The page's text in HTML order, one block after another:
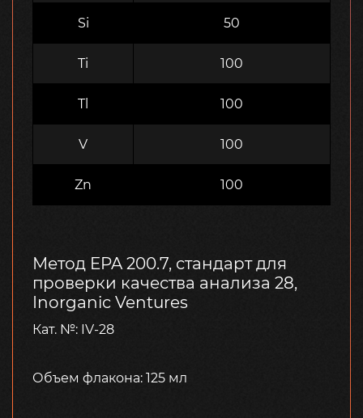
Si 50
Ti 100
Tl 100
V 100
Zn 100
Метод EPA 200.7, стандарт для
проверки качества анализа 28,
Inorganic Ventures
Кат. №: IV-28
Объем флакона: 125 мл